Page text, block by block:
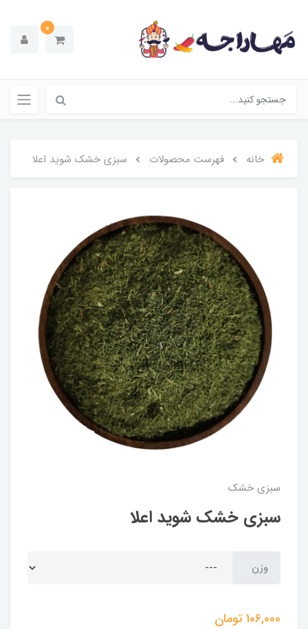
0
خانه فهرست محصولات سبزی خشک شوید اعلا
سبزی خشک
سبزی خشک شوید اعلا
وزن
106,000تومان